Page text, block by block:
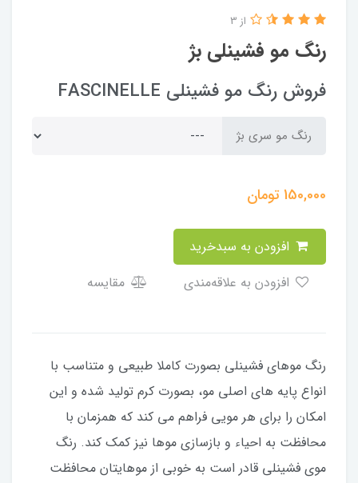
رنگ مو فشینلی بژ
از 3
فروش رنگ مو فشینلی FASCINELLE
رنگ مو سری بژ
150,000تومان
مقایسه
رنگ موهای فشینلی بصورت کاملا طبیعی و متناسب با
انواع پایه های اصلی مو، بصورت کرم تولید شده و این
امکان را برای هر مویی فراهم می کند که همزمان با
محافظت به احیاء و بازسازی موها نیز کمک کند. رنگ
موی فشینلی قادر است به خوبی از موهایتان محافظت